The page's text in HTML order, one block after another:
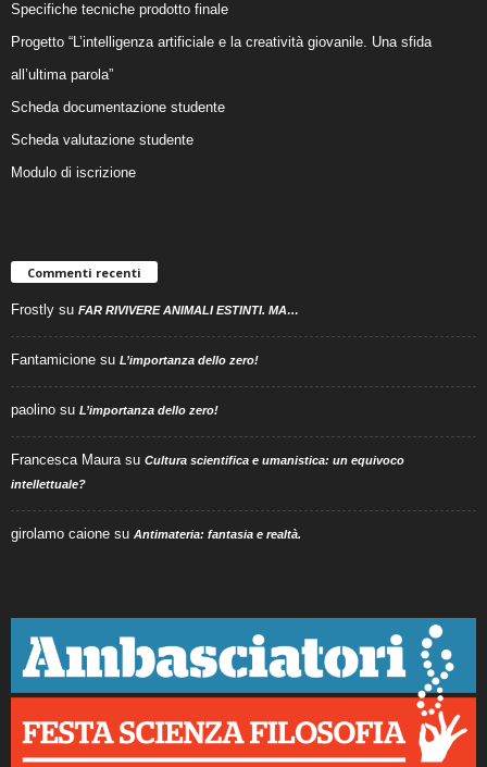
Specifiche tecniche prodotto finale
Progetto “L’intelligenza artificiale e la creatività giovanile. Una sfida
all’ultima parola”
Scheda documentazione studente
Scheda valutazione studente
Modulo di iscrizione
Commenti recenti
Frostly su FAR RIVIVERE ANIMALI ESTINTI. MA…
Fantamicione su L’importanza dello zero!
paolino su L’importanza dello zero!
Francesca Maura su Cultura scientifica e umanistica: un equivoco
intellettuale?
girolamo caione su Antimateria: fantasia e realtà.